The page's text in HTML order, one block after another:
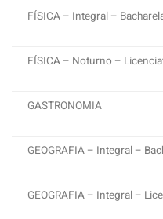
FÍSICA – Integral –
FÍSICA – Noturno –
GASTRONOMIA
GEOGRAFIA – Integral –
GEOGRAFIA – Integral –